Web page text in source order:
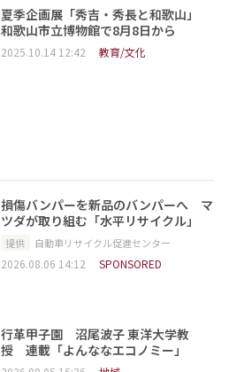
夏季企画展「秀吉・秀長と和歌山」
和歌山市立博物館で8月8日から
2025.10.14 12:42 教育/文化
損傷バンパーを新品のバンパーへ マ
ツダが取り組む「水平リサイクル」
提供 自動車リサイクル促進センター
2026.08.06 14:12 SPONSORED
行革甲子園 沼尾波子 東洋大学教
授 連載「よんななエコノミー」